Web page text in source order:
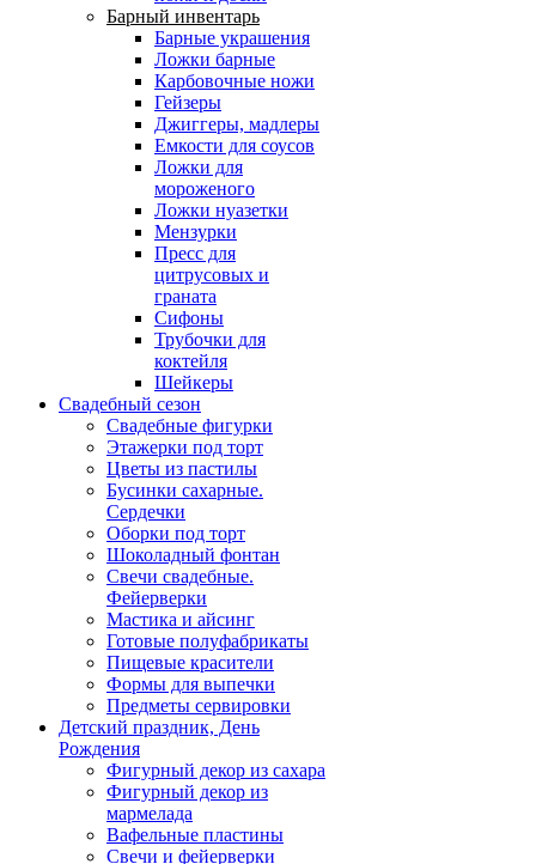
Барный инвентарь
Барные украшения
Ложки барные
Карбовочные ножи
Гейзеры
Джиггеры, мадлеры
Емкости для соусов
Ложки для
мороженого
Ложки нуазетки
Мензурки
Пресс для
цитрусовых и
граната
Сифоны
Трубочки для
коктейля
Шейкеры
Свадебный сезон
Свадебные фигурки
Этажерки под торт
Цветы из пастилы
Бусинки сахарные.
Сердечки
Оборки под торт
Шоколадный фонтан
Свечи свадебные.
Фейерверки
Мастика и айсинг
Готовые полуфабрикаты
Пищевые красители
Формы для выпечки
Предметы сервировки
Детский праздник, День
Рождения
Фигурный декор из сахара
Фигурный декор из
мармелада
Вафельные пластины
Свечи и фейерверки